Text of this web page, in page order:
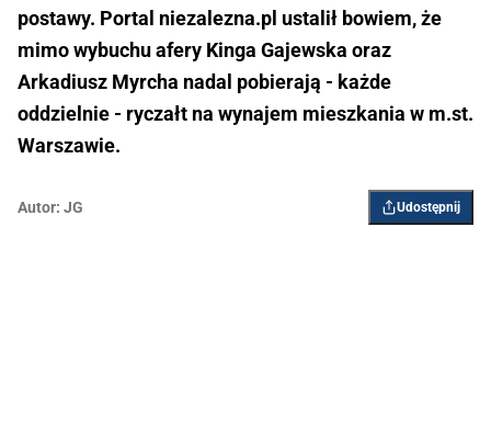
postawy. Portal niezalezna.pl ustalił bowiem, że
mimo wybuchu afery Kinga Gajewska oraz
Arkadiusz Myrcha nadal pobierają - każde
oddzielnie - ryczałt na wynajem mieszkania w m.st.
Warszawie.
Autor: JG Udostępnij